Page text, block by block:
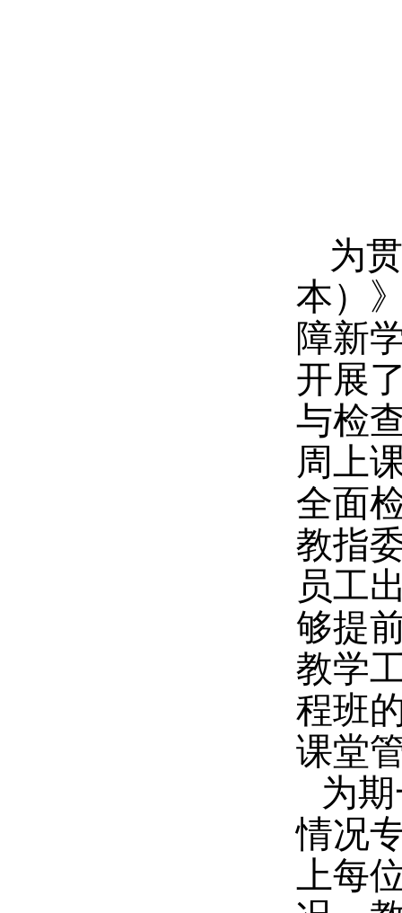
为
本）
障新
开展
与检
周上
全面
教指
员工
够提
教学
程班
课堂
为
情况
上每